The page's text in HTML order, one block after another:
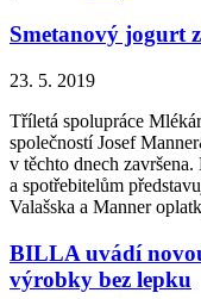
Smetanový jogurt
23. 5. 2019
Tříletá spolupráce
společností Josef
v těchto dnech
a spotřebitelům
Valašska a Manner
BILLA uvádí
výrobky bez lepku